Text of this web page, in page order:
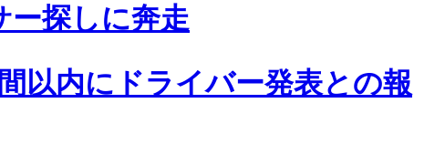
ー探しに奔走
以内にドライバー発表との報